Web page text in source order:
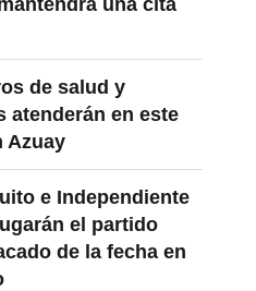
una cita
de salud y
atenderán en este
Azuay
e Independiente
el partido
de la fecha en